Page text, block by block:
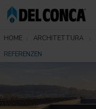
HOME ARCHITETTURA
REFERENZEN